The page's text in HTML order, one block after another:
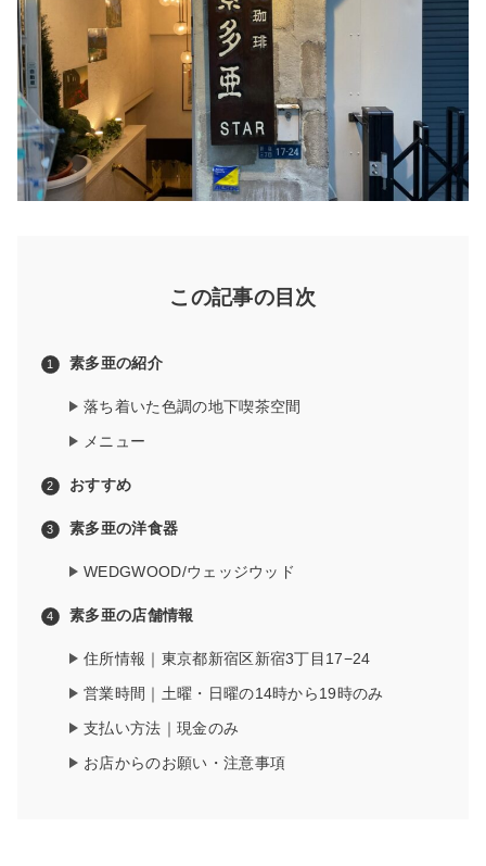
この記事の目次
素多亜の紹介
落ち着いた色調の地下喫茶空間
メニュー
おすすめ
素多亜の洋食器
WEDGWOOD/ウェッジウッド
素多亜の店舗情報
住所情報｜東京都新宿区新宿3丁目17−24
営業時間｜土曜・日曜の14時から19時のみ
支払い方法｜現金のみ
お店からのお願い・注意事項